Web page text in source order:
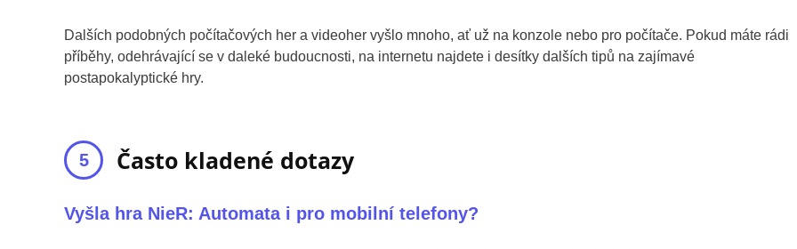
Dalších podobných počítačových her a videoher vyšlo mnoho, ať už na konzole nebo pro počítače. Pokud máte rádi
příběhy, odehrávající se v daleké budoucnosti, na internetu najdete i desítky dalších tipů na zajímavé
postapokalyptické hry.
Často kladené dotazy
Vyšla hra NieR: Automata i pro mobilní telefony?